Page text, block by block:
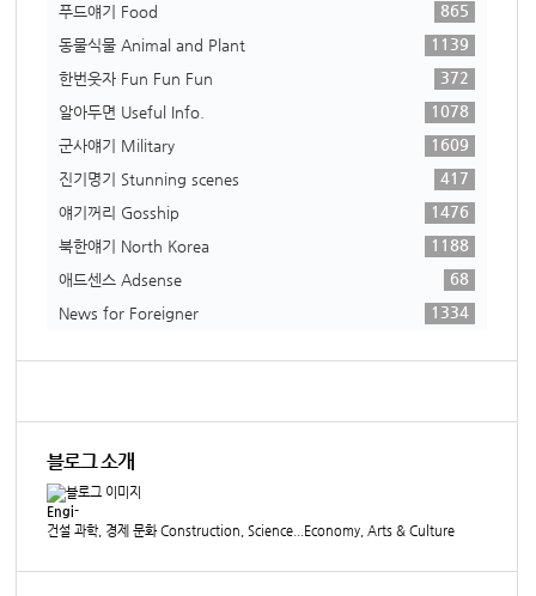
푸드얘기 Food
865
동물식물 Animal and Plant
1139
한번웃자 Fun Fun Fun
372
알아두면 Useful Info.
1078
군사얘기 Military
1609
진기명기 Stunning scenes
417
얘기꺼리 Gosship
1476
북한얘기 North Korea
1188
애드센스 Adsense
68
News for Foreigner
1334
블로그 소개
Engi-
건설 과학, 경제 문화 Construction, Science...Economy, Arts & Culture